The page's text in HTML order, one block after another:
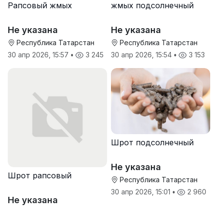
Рапсовый жмых
Не указана
Республика Татарстан
30 апр 2026, 15:57 • 3 245
жмых подсолнечный
Не указана
Республика Татарстан
30 апр 2026, 15:54 • 3 153
Шрот рапсовый
Не указана
Шрот подсолнечный
Не указана
Республика Татарстан
30 апр 2026, 15:01 • 2 960